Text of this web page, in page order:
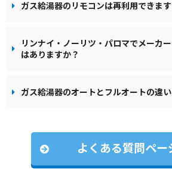
ガス給湯器のリモコンは再利用できます
リンナイ・ノーリツ・パロマでメーカ
はありますか？
ガス給湯器のオートとフルオートの違い
よくある質問ペー